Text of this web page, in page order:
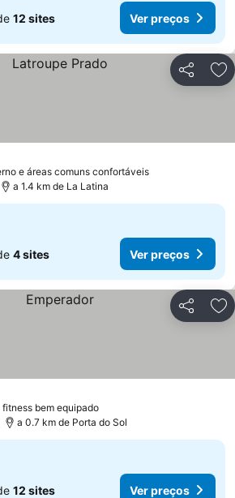
12 sites Ver preços
Partilhar
e áreas comuns confortáveis
a 1.4 km de La Latina
4 sites Ver preços
Partilhar
bem equipado
a 0.7 km de Porta do Sol
12 sites Ver preços